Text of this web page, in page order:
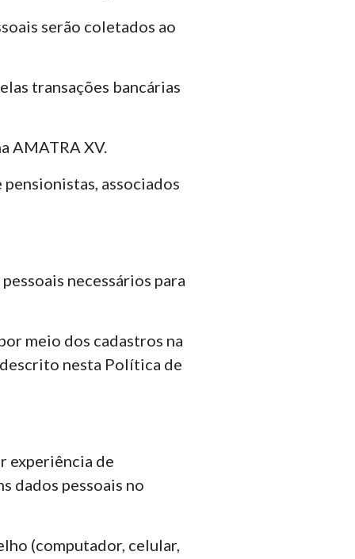
serão coletados ao
transações bancárias
AMATRA XV.
associados
necessários para
meio dos cadastros na
nesta Política de
experiência de
dados pessoais no
(computador, celular,